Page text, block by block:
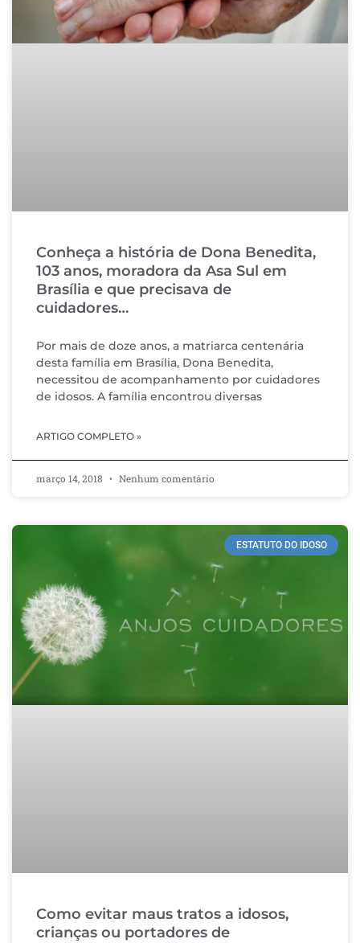
Conheça a história de Dona Benedita,
103 anos, moradora da Asa Sul em
Brasília e que precisava de
cuidadores…
Por mais de doze anos, a matriarca centenária
desta família em Brasília, Dona Benedita,
necessitou de acompanhamento por cuidadores
de idosos. A família encontrou diversas
ARTIGO COMPLETO »
março 14, 2018 Nenhum comentário
ESTATUTO DO IDOSO
Como evitar maus tratos a idosos,
crianças ou portadores de